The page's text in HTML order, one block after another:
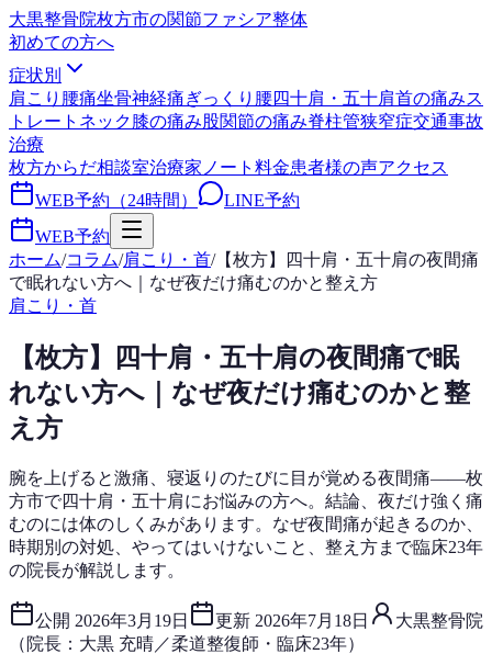
大黒整骨院枚方市の関節ファシア整体
初めての方へ
症状別
肩こり 腰痛坐骨神経痛ぎっくり腰四十肩・五十肩首の痛みス
トレートネック膝の痛み股関節の痛み脊柱管狭窄症交通事故
治療
枚方からだ相談室治療家ノート 料金患者様の声アクセス
WEB予約（24時間）
LINE予約
WEB予約
ホーム/コラム/肩こり・首/【枚方】四十肩・五十肩の夜間痛
で眠れない方へ｜なぜ夜だけ痛むのかと整え方
肩こり・首
【枚方】四十肩・五十肩の夜間痛で眠
れない方へ｜なぜ夜だけ痛むのかと整
え方
腕を上げると激痛、寝返りのたびに目が覚める夜間痛——枚
方市で四十肩・五十肩にお悩みの方へ。結論、夜だけ強く痛
むのには体のしくみがあります。なぜ夜間痛が起きるのか、
時期別の対処、やってはいけないこと、整え方まで臨床23年
の院長が解説します。
公開 2026年3月19日 更新 2026年7月18日
大黒整骨院
（院長：大黒 充晴／柔道整復師・臨床23年）